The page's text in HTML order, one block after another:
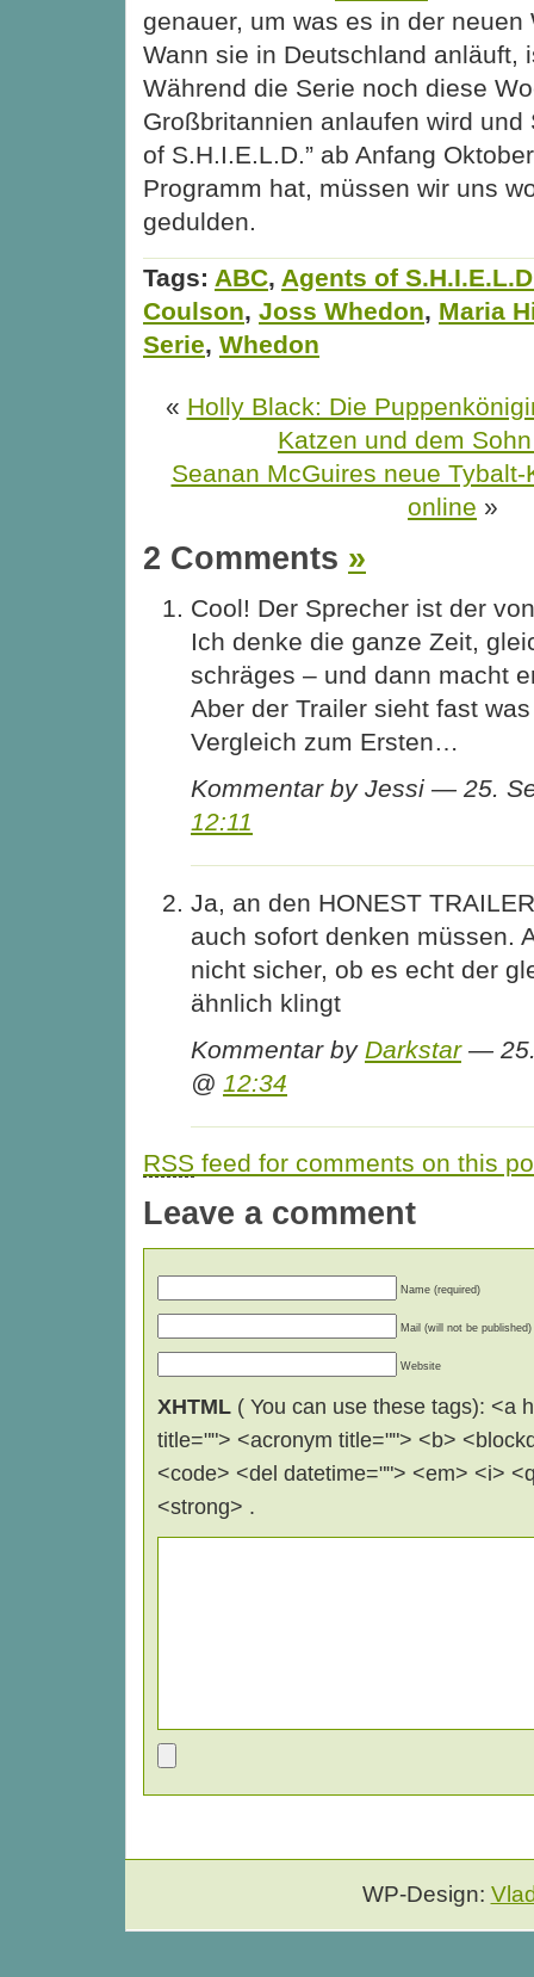
genauer, um was es in der neuen
Wann sie in Deutschland anläuft,
Während die Serie noch diese
Großbritannien anlaufen wird und
of S.H.I.E.L.D.” ab Anfang
Programm hat, müssen wir uns
gedulden.
Tags: ABC, Agents of
Coulson, Joss Whedon, Maria
Serie, Whedon
« Holly Black: Die
Katzen und dem
Seanan McGuires neue
online »
2 Comments »
Cool! Der Sprecher ist der
Ich denke die ganze Zeit,
schräges – und dann macht
Aber der Trailer sieht fast
Vergleich zum Ersten…
Kommentar by Jessi — 25.
12:11
Ja, an den HONEST
auch sofort denken müssen.
nicht sicher, ob es echt der
ähnlich klingt
Kommentar by Darkstar— 25.
@ 12:34
RSS feed for comments on this
Leave a comment
Name (required)
Mail (will not be published)
Website
XHTML ( You can use these tags): <a
title=""> <acronym title=""> <b>
<code> <del datetime=""> <em> <i>
<strong> .
WP-Design: